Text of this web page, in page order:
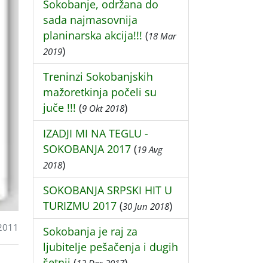
Sokobanje, održana do
sada najmasovnija
planinarska akcija!!! (18 Mar
2019)
Treninzi Sokobanjskih
mažoretkinja počeli su
juče !!! (9 Okt 2018)
IZADJI MI NA TEGLU -
SOKOBANJA 2017 (19 Avg
2018)
SOKOBANJA SRPSKI HIT U
TURIZMU 2017 (30 Jun 2018)
Sokobanja je raj za
ljubitelje pešačenja i dugih